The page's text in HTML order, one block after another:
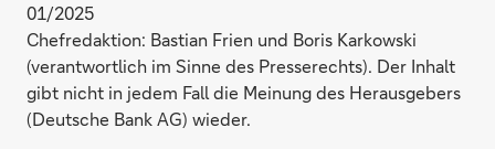
01/2025
Chefredaktion: Bastian Frien und Boris Karkowski
(verantwortlich im Sinne des Presserechts). Der Inhalt
gibt nicht in jedem Fall die Meinung des Herausgebers
(Deutsche Bank AG) wieder.